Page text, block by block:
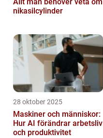
nikasilcylinder
28 oktober 2025
Maskiner och människor:
Hur AI förändrar arbetsliv
och produktivitet